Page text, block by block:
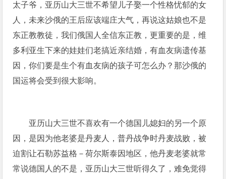
太子爷，亚历山大三世不希望儿子娶一个性格忧郁的女
人，未来沙俄的王后应该端庄大气，再说这姑娘也不是
东正教教徒，我们俄国人全信东正教，更重要的是，维
多利亚生下来的娃娃们老搞近亲结婚，有血友病遗传基
因，你们要是生个有血友病的孩子可怎么办？那沙俄的
国运将会受到很大影响。
亚历山大三世不喜欢有一个德国儿媳妇的另一个原
因，是因为他老婆是丹麦人，普丹战争时丹麦战败，被
迫割让石勒苏益格－荷尔斯泰因地区，他丹麦老婆就常
常说德国人的不是，亚历山大三世听得久了，难免觉得